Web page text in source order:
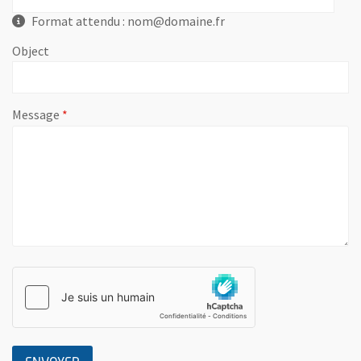
Format attendu : nom@domaine.fr
Object
Message , champ obligatoire